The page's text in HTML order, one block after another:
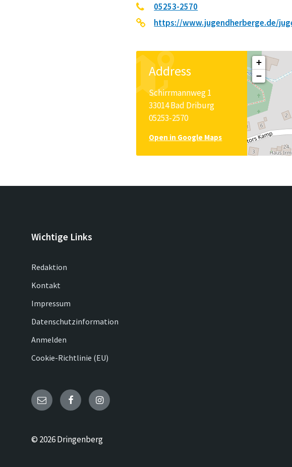
05253-2570
https://www.jugendherberge.de/
Address
Schirrmannweg 1
33014 Bad Driburg
05253-2570
Open in Google Maps
+
−
Wichtige Links
Redaktion
Kontakt
Impressum
Datenschutzinformation
Anmelden
Cookie-Richtlinie (EU)
Email FacebookInstagram
© 2026 Dringenberg